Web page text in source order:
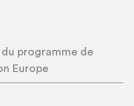
programme de
Europe